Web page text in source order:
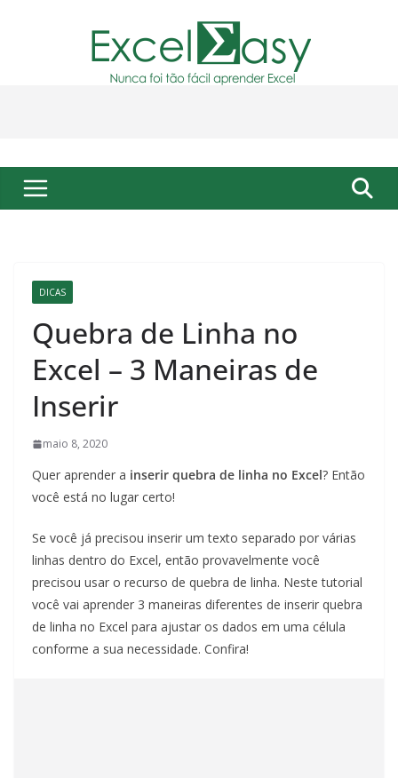
DICAS
Quebra de Linha no
Excel – 3 Maneiras de
Inserir
maio 8, 2020
Quer aprender a inserir quebra de linha no Excel? Então
você está no lugar certo!
Se você já precisou inserir um texto separado por várias
linhas dentro do Excel, então provavelmente você
precisou usar o recurso de quebra de linha. Neste tutorial
você vai aprender 3 maneiras diferentes de inserir quebra
de linha no Excel para ajustar os dados em uma célula
conforme a sua necessidade. Confira!